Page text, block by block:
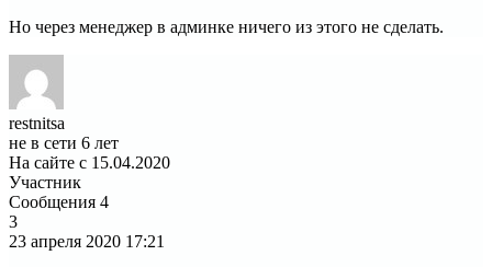
Но через менеджер в админке ничего из этого не сделать.
restnitsa
не в сети 6 лет
На сайте с 15.04.2020
Участник
Сообщения 4
3
23 апреля 2020 17:21